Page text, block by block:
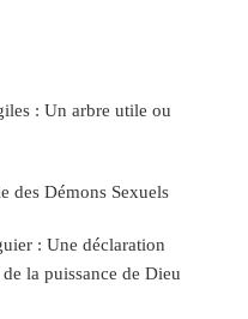
: Un arbre utile ou
des Démons Sexuels
: Une déclaration
la puissance de Dieu